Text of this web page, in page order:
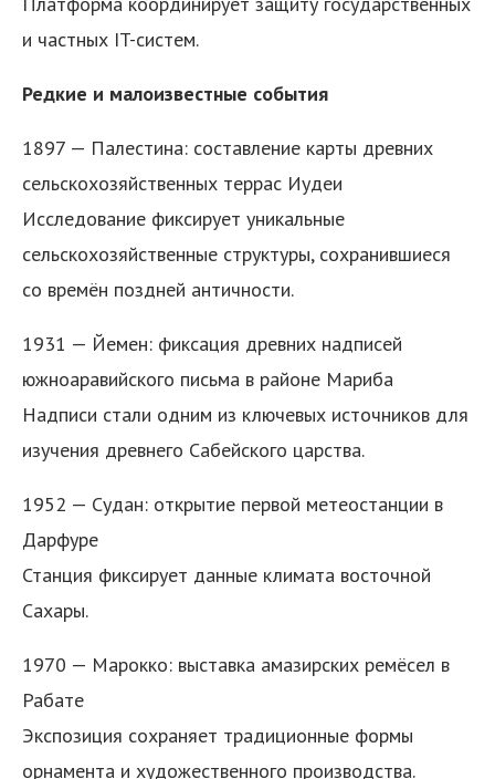
и частных IT-систем.
Редкие и малоизвестные события
1897 — Палестина: составление карты древних
сельскохозяйственных террас Иудеи
Исследование фиксирует уникальные
сельскохозяйственные структуры, сохранившиеся
со времён поздней античности.
1931 — Йемен: фиксация древних надписей
южноаравийского письма в районе Мариба
Надписи стали одним из ключевых источников для
изучения древнего Сабейского царства.
1952 — Судан: открытие первой метеостанции в
Дарфуре
Станция фиксирует данные климата восточной
Сахары.
1970 — Марокко: выставка амазирских ремёсел в
Рабате
Экспозиция сохраняет традиционные формы
орнамента и художественного производства.